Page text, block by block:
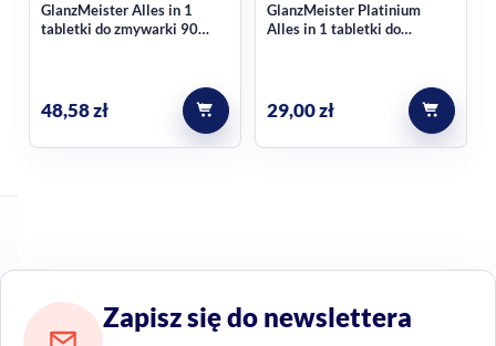
GlanzMeister Alles in 1
tabletki do zmywarki 90
48,58zł
GlanzMeister Platinium
Alles in 1 tabletki do
29,00zł
Zapisz się do newslettera